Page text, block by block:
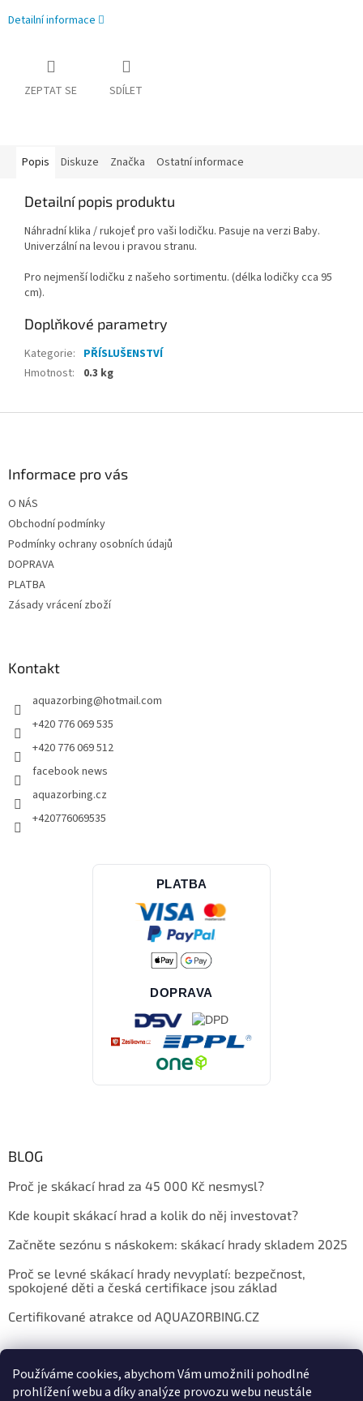
Používáme cookies, abychom Vám umožnili pohodlné
prohlížení webu a díky analýze provozu webu neustále
Detailní informace
ZEPTAT SE SDÍLET
Popis Diskuze Značka Ostatní informace
Detailní popis produktu
Náhradní klika / rukojeť pro vaši lodičku. Pasuje na verzi Baby.
Univerzální na levou i pravou stranu.
Pro nejmenší lodičku z našeho sortimentu. (délka lodičky cca 95
cm).
Doplňkové parametry
Kategorie: PŘÍSLUŠENSTVÍ
Hmotnost: 0.3 kg
Informace pro vás
O NÁS
Obchodní podmínky
Podmínky ochrany osobních údajů
DOPRAVA
PLATBA
Zásady vrácení zboží
Kontakt
aquazorbing@hotmail.com
+420 776 069 535
+420 776 069 512
facebook news
aquazorbing.cz
+420776069535
PLATBA
DOPRAVA
BLOG
Proč je skákací hrad za 45 000 Kč nesmysl?
Kde koupit skákací hrad a kolik do něj investovat?
Začněte sezónu s náskokem: skákací hrady skladem 2025
Proč se levné skákací hrady nevyplatí: bezpečnost,
spokojené děti a česká certifikace jsou základ
Certifikované atrakce od AQUAZORBING.CZ